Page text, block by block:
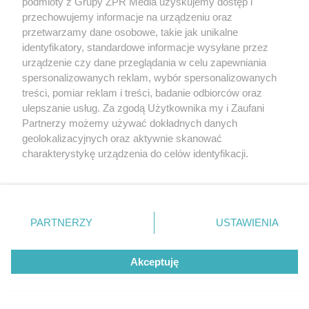
kadrze. Kiedy gwiazdor zakończy
karierę?
ZOBACZ WIĘCEJ
przechowujemy informacje na urządzeniu oraz
przetwarzamy dane osobowe, takie jak unikalne
identyfikatory, standardowe informacje wysyłane przez
urządzenie czy dane przeglądania w celu zapewniania
spersonalizowanych reklam, wybór spersonalizowanych
treści, pomiar reklam i treści, badanie odbiorców oraz
ulepszanie usług. Za zgodą Użytkownika my i Zaufani
Partnerzy możemy używać dokładnych danych
geolokalizacyjnych oraz aktywnie skanować
charakterystykę urządzenia do celów identyfikacji.
zmienić/wycofać klikając przycisk ustawień prywatności
znajdujący się w lewym dolnym rogu strony
rodzaje przetwarzania danych nie wymagają zgody
użytkownika, ale masz prawo sprzeciwić się takiemu
przetwarzaniu. Preferencje będą miały zastosowanie tylko
PARTNERZY USTAWIENIA
Akceptuję